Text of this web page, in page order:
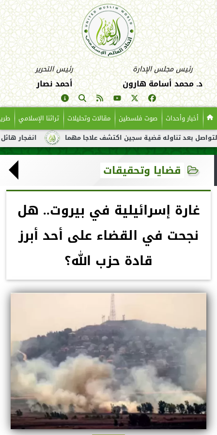
رئيس مجلس الإدارة
د. محمد أسامة هارون
رئيس التحرير
أحمد نصار
أخبار وأحداث صوت فلسطين مقالات وتحليلات تراثنا الإسلامي
انفجار هائل لناقلة تناوله قضية سجين اكتشف علاجا مهما
قضايا وتحقيقات
غارة إسرائيلية في بيروت.. هل
نجحت في القضاء على أحد أبرز
قادة حزب الله؟